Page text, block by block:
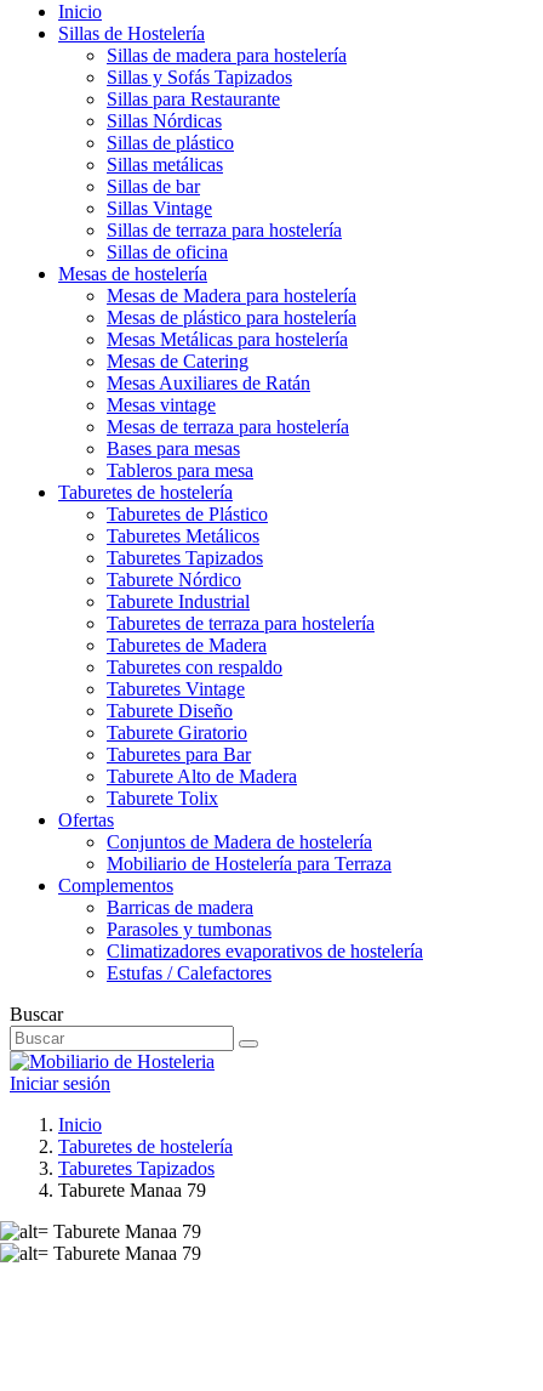
Inicio
Sillas de Hostelería
Sillas de madera para hostelería
Sillas y Sofás Tapizados
Sillas para Restaurante
Sillas Nórdicas
Sillas de plástico
Sillas metálicas
Sillas de bar
Sillas Vintage
Sillas de terraza para hostelería
Sillas de oficina
Mesas de hostelería
Mesas de Madera para hostelería
Mesas de plástico para hostelería
Mesas Metálicas para hostelería
Mesas de Catering
Mesas Auxiliares de Ratán
Mesas vintage
Mesas de terraza para hostelería
Bases para mesas
Tableros para mesa
Taburetes de hostelería
Taburetes de Plástico
Taburetes Metálicos
Taburetes Tapizados
Taburete Nórdico
Taburete Industrial
Taburetes de terraza para hostelería
Taburetes de Madera
Taburetes con respaldo
Taburetes Vintage
Taburete Diseño
Taburete Giratorio
Taburetes para Bar
Taburete Alto de Madera
Taburete Tolix
Ofertas
Conjuntos de Madera de hostelería
Mobiliario de Hostelería para Terraza
Complementos
Barricas de madera
Parasoles y tumbonas
Climatizadores evaporativos de hostelería
Estufas / Calefactores
Buscar
Iniciar sesión
Inicio
Taburetes de hostelería
Taburetes Tapizados
Taburete Manaa 79